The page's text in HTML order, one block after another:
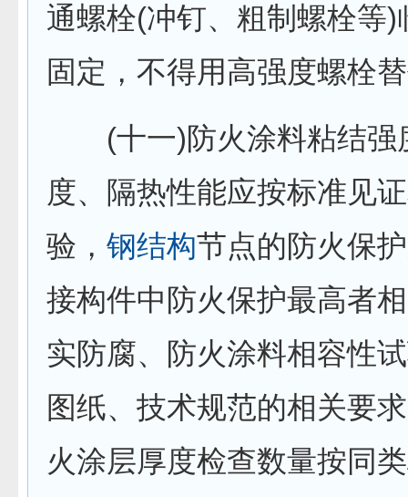
通螺栓(冲钉、粗制螺栓等)
固定，不得用高强度螺栓
(十一)防火涂料粘结强
度、隔热性能应按标准见
验， 钢结构节点的防火保
接构件中防火保护最高者
实防腐、防火涂料相容性
图纸、技术规范的相关要
火涂层厚度检查数量按同